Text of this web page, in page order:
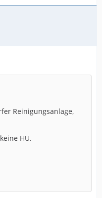
Reinigungsanlage,
HU.